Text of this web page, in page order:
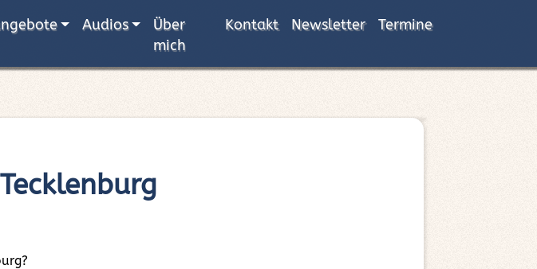
Audios
Über
mich
Kontakt Newsletter Termine